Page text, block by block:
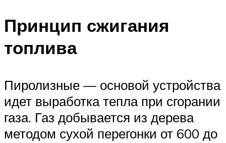
Принцип сжигания
топлива
Пиролизные — основой устройства
идет выработка тепла при сгорании
газа. Газ добывается из дерева
методом сухой перегонки от 600 до